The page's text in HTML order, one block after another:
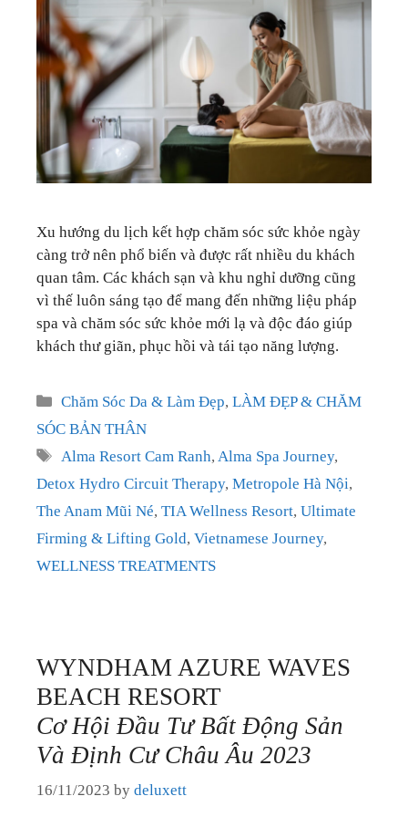
GIÁO DỤC
KỲ NGHỈ & ĐIỂM ĐẾN
QUÀ TẶNG & SỰ KIỆN
LIÊN HỆ
Xu hướng du lịch kết hợp chăm sóc sức khỏe ngày
càng trở nên phổ biến và được rất nhiều du khách
quan tâm. Các khách sạn và khu nghỉ dưỡng cũng
vì thế luôn sáng tạo để mang đến những liệu pháp
spa và chăm sóc sức khỏe mới lạ và độc đáo giúp
khách thư giãn, phục hồi và tái tạo năng lượng.
Categories
Chăm Sóc Da & Làm Đẹp,LÀM ĐẸP & CHĂM
SÓC BẢN THÂN
Tags
Alma Resort Cam Ranh,Alma Spa Journey,
Detox Hydro Circuit Therapy, Metropole Hà Nội,
The Anam Mũi Né, TIA Wellness Resort, Ultimate
Firming & Lifting Gold, Vietnamese Journey,
WELLNESS TREATMENTS
WYNDHAM AZURE WAVES
BEACH RESORT
Cơ Hội Đầu Tư Bất Động Sản
Và Định Cư Châu Âu 2023
16/11/2023 by deluxett